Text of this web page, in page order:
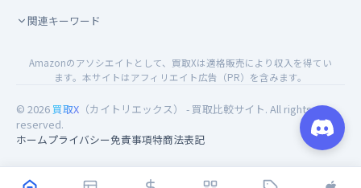
関連キーワード
Amazonのアソシエイトとして、買取Xは適格販売により収入を得てい
ます。本サイトはアフィリエイト広告（PR）を含みます。
© 2026 買取X （カイトリエックス） - 買取比較サイト. All rights
reserved.
ホームプライバシー免責事項特商法表記